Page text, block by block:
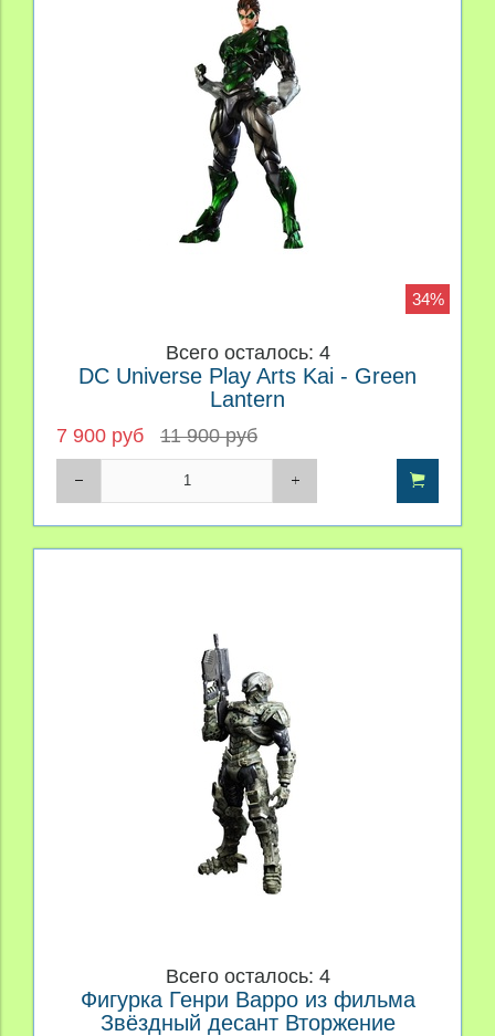
34%
Всего осталось: 4
DC Universe Play Arts Kai - Green
Lantern
7 900 руб 11 900 руб
Всего осталось: 4
Фигурка Генри Варро из фильма
Звёздный десант Вторжение